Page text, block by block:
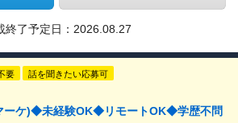
終了予定日： 2026.08.27
要 話を聞きたい応募可
ーケ)◆未経験OK◆リモートOK◆学歴不問